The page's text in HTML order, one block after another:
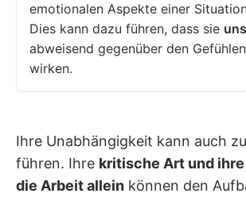
emotionalen Aspekte einer
Dies kann dazu führen, dass sie
abweisend gegenüber den
wirken.
Ihre Unabhängigkeit kann auch
führen. Ihre kritische Art und
die Arbeit allein können den